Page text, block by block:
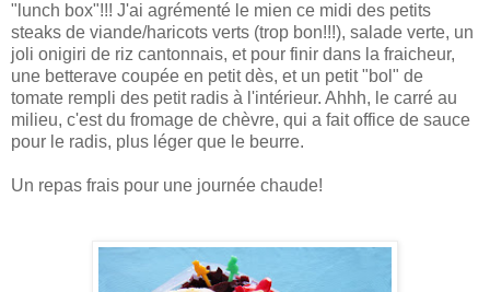
"lunch box"!!! J'ai agrémenté le mien ce midi des petits
steaks de viande/haricots verts (trop bon!!!), salade verte, un
joli onigiri de riz cantonnais, et pour finir dans la fraicheur,
une betterave coupée en petit dès, et un petit "bol" de
tomate rempli des petit radis à l'intérieur. Ahhh, le carré au
milieu, c'est du fromage de chèvre, qui a fait office de sauce
pour le radis, plus léger que le beurre.
Un repas frais pour une journée chaude!